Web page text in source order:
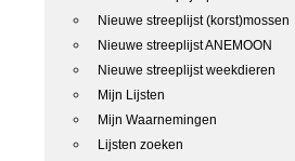
Nieuwe streeplijst (korst)mossen
Nieuwe streeplijst ANEMOON
Nieuwe streeplijst weekdieren
Mijn Lijsten
Mijn Waarnemingen
Lijsten zoeken